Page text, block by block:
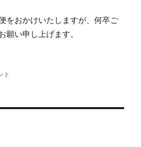
をおかけいたしますが、何卒ご
願い申し上げます。
ト